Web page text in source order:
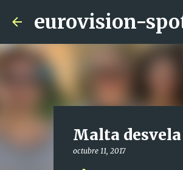
eurovision-
Malta
octubre 11, 2017